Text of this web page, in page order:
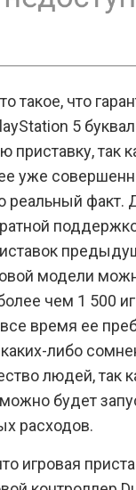
такое, что
5
приставку, так
уже
реальный факт.
модели
чем 1 500
время ее
либо
людей, так
будет
расходов.
игровая